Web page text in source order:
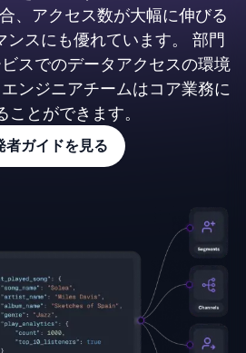
、アクセス数が大幅に伸びる
ンスにも優れています。 部門
スでのデータアクセスの環境
ンジニアチームはコア業務に
ことができます。
者ガイドを見る